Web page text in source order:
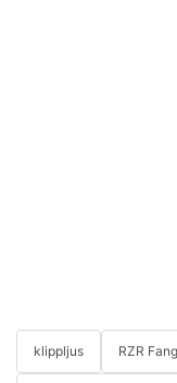
klippljus RZR